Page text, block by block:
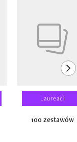
Laureaci
100 zestawów